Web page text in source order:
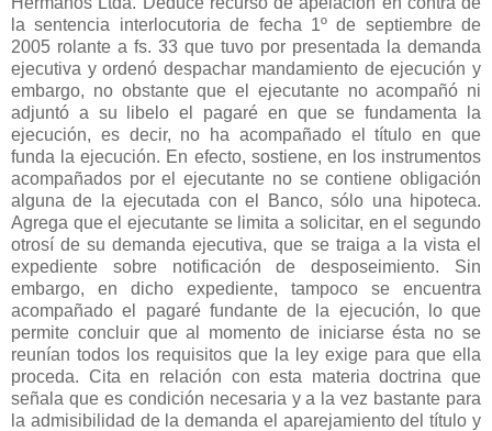
la sentencia interlocutoria de fecha 1º de septiembre de
2005 rolante a fs. 33 que tuvo por presentada la demanda
ejecutiva y ordenó despachar mandamiento de ejecución y
embargo, no obstante que el ejecutante no acompañó ni
adjuntó a su libelo el pagaré en que se fundamenta la
ejecución, es decir, no ha acompañado el título en que
funda la ejecución. En efecto, sostiene, en los instrumentos
acompañados por el ejecutante no se contiene obligación
alguna de la ejecutada con el Banco, sólo una hipoteca.
Agrega que el ejecutante se limita a solicitar, en el segundo
otrosí de su demanda ejecutiva, que se traiga a la vista el
expediente sobre notificación de desposeimiento. Sin
embargo, en dicho expediente, tampoco se encuentra
acompañado el pagaré fundante de la ejecución, lo que
permite concluir que al momento de iniciarse ésta no se
reunían todos los requisitos que la ley exige para que ella
proceda. Cita en relación con esta materia doctrina que
señala que es condición necesaria y a la vez bastante para
la admisibilidad de la demanda el aparejamiento del título y